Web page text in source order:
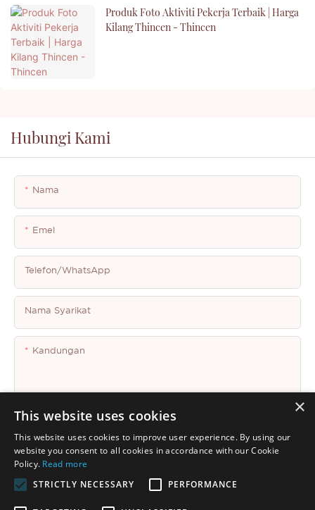
Produk Foto Aktiviti Pekerja Terbaik | Harga
Kilang Thincen - Thincen
Hubungi Kami
Nama
Emel
Telefon/whatsApp
Nama Syarikat
Kandungan
Hantar Pertanyaan Sekarang.
×
This website uses cookies
This website uses cookies to improve user experience. By using our
website you consent to all cookies in accordance with our Cookie
Policy. Read more
STRICTLY NECESSARY
PERFORMANCE